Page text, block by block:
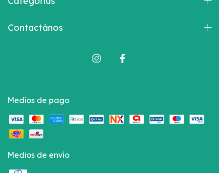
Contactános
Medios de pago
Medios de envío